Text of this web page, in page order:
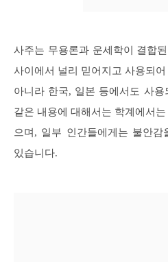
사주는 무용론과 운세학이 결합
사이에서 널리 믿어지고 사용되
아니라 한국, 일본 등에서도 사
같은 내용에 대해서는 학계에서
으며, 일부 인간들에게는 불안
있습니다.